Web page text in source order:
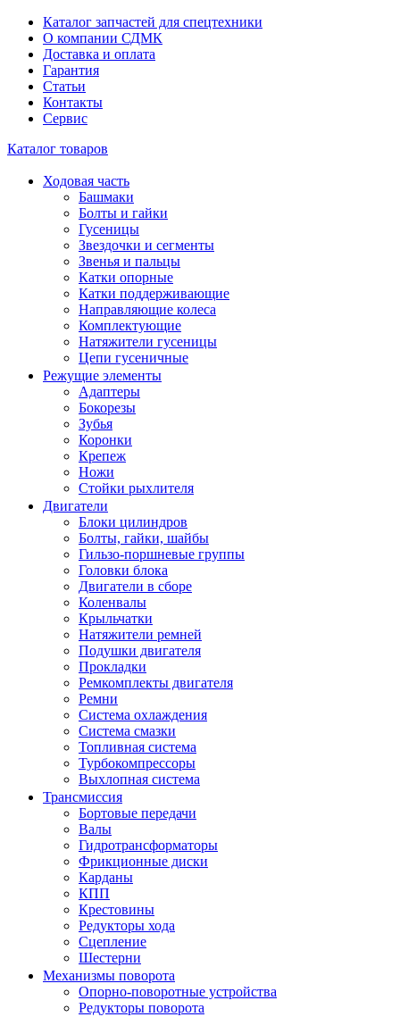
Каталог запчастей для спецтехники
О компании СДМК
Доставка и оплата
Гарантия
Статьи
Контакты
Сервис
Каталог товаров
Ходовая часть
Башмаки
Болты и гайки
Гусеницы
Звездочки и сегменты
Звенья и пальцы
Катки опорные
Катки поддерживающие
Направляющие колеса
Комплектующие
Натяжители гусеницы
Цепи гусеничные
Режущие элементы
Адаптеры
Бокорезы
Зубья
Коронки
Крепеж
Ножи
Стойки рыхлителя
Двигатели
Блоки цилиндров
Болты, гайки, шайбы
Гильзо-поршневые группы
Головки блока
Двигатели в сборе
Коленвалы
Крыльчатки
Натяжители ремней
Подушки двигателя
Прокладки
Ремкомплекты двигателя
Ремни
Система охлаждения
Система смазки
Топливная система
Турбокомпрессоры
Выхлопная система
Трансмиссия
Бортовые передачи
Валы
Гидротрансформаторы
Фрикционные диски
Карданы
КПП
Крестовины
Редукторы хода
Сцепление
Шестерни
Механизмы поворота
Опорно-поворотные устройства
Редукторы поворота